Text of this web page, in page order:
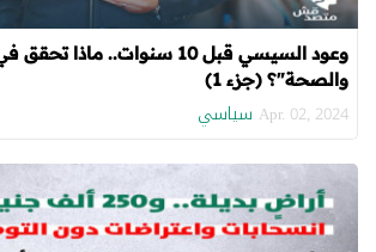
وعود السيسي قبل 10 سنوات..
والصحة"؟ (جزء 1)
Apr. 02, 2024 سياسي